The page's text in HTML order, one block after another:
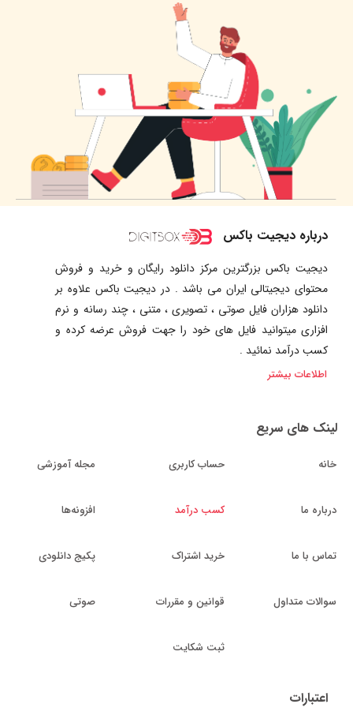
درباره دیجیت باکس
دیجیت باکس بزرگترین مرکز دانلود رایگان و خرید و فروش
محتوای دیجیتالی ایران می باشد . در دیجیت باکس علاوه بر
دانلود هزاران فایل صوتی ، تصویری ، متنی ، چند رسانه و نرم
افزاری میتوانید فایل های خود را جهت فروش عرضه کرده و
کسب درآمد نمائید .
اطلاعات بیشتر
لینک های سریع
خانه
درباره ما
تماس با ما
سوالات متداول
حساب کاربری
کسب درآمد
خرید اشتراک
قوانین و مقررات
ثبت شکایت
مجله آموزشی
افزونه‌ها
پکیج دانلودی
صوتی
اعتبارات